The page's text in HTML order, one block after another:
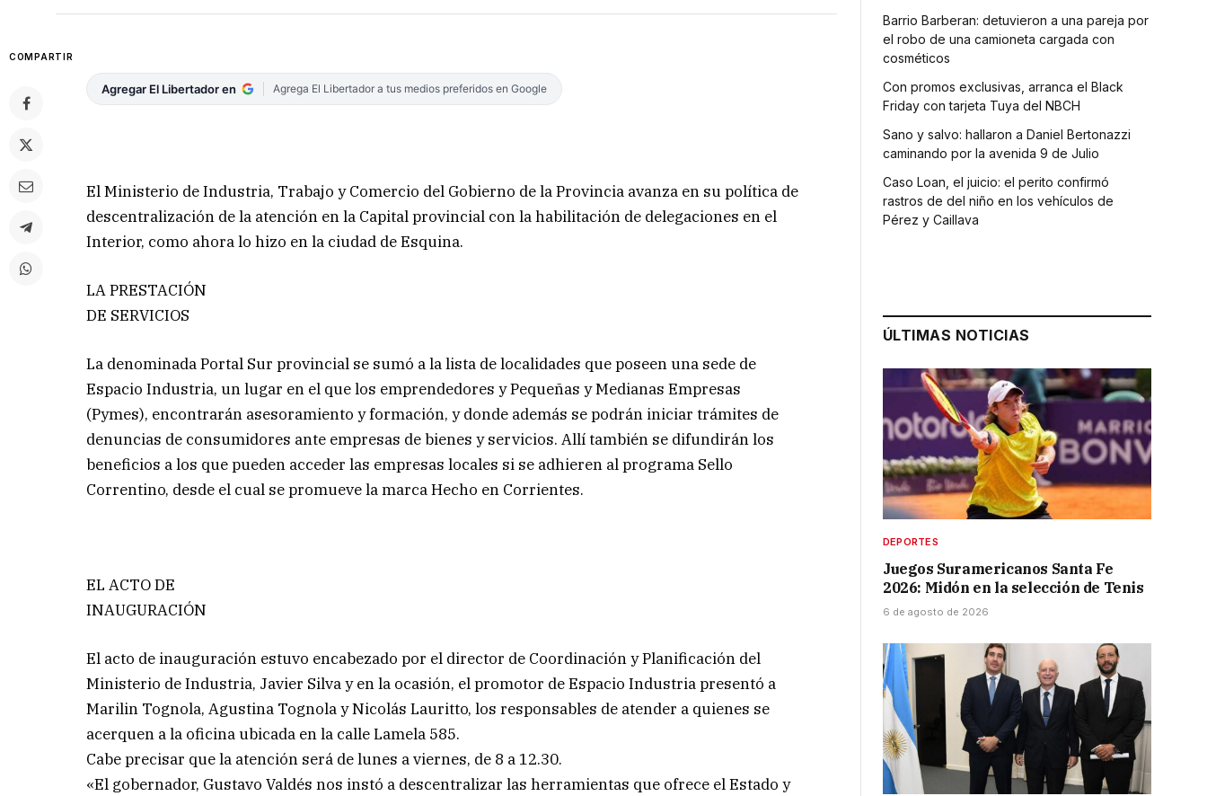
COMPARTIR
Agregar El Libertador en Agrega El Libertador a tus medios preferidos en Google
El Ministerio de Industria, Trabajo y Comercio del Gobierno de la Provincia avanza en su política de
descentralización de la atención en la Capital provincial con la habilitación de delegaciones en el
Interior, como ahora lo hizo en la ciudad de Esquina.
LA PRESTACIÓN
DE SERVICIOS
La denominada Portal Sur provincial se sumó a la lista de localidades que poseen una sede de
Espacio Industria, un lugar en el que los emprendedores y Pequeñas y Medianas Empresas
(Pymes), encontrarán asesoramiento y formación, y donde además se podrán iniciar trámites de
denuncias de consumidores ante empresas de bienes y servicios. Allí también se difundirán los
beneficios a los que pueden acceder las empresas locales si se adhieren al programa Sello
Correntino, desde el cual se promueve la marca Hecho en Corrientes.
EL ACTO DE
INAUGURACIÓN
El acto de inauguración estuvo encabezado por el director de Coordinación y Planificación del
Ministerio de Industria, Javier Silva y en la ocasión, el promotor de Espacio Industria presentó a
Marilin Tognola, Agustina Tognola y Nicolás Lauritto, los responsables de atender a quienes se
acerquen a la oficina ubicada en la calle Lamela 585.
Cabe precisar que la atención será de lunes a viernes, de 8 a 12.30.
«El gobernador, Gustavo Valdés nos instó a descentralizar las herramientas que ofrece el Estado y
Barrio Barberan: detuvieron a una pareja por
el robo de una camioneta cargada con
cosméticos
Con promos exclusivas, arranca el Black
Friday con tarjeta Tuya del NBCH
Sano y salvo: hallaron a Daniel Bertonazzi
caminando por la avenida 9 de Julio
Caso Loan, el juicio: el perito confirmó
rastros de del niño en los vehículos de
Pérez y Caillava
ÚLTIMAS NOTICIAS
DEPORTES
Juegos Suramericanos Santa Fe
2026: Midón en la selección de Tenis
6 de agosto de 2026